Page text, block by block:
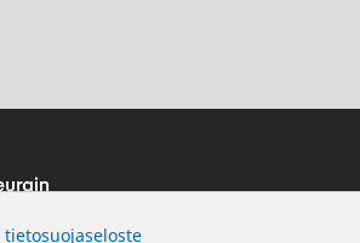
tietosuojaseloste